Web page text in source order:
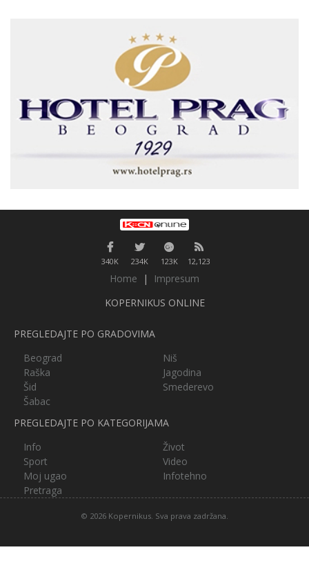
340K 234K 123K 12,123
Home |
Impresum
KOPERNIKUS ONLINE
PREGLEDAJTE PO GRADOVIMA
Beograd
Niš
Raška
Jagodina
Šid
Smederevo
Šabac
PREGLEDAJTE PO KATEGORIJAMA
Info
Život
Sport
Video
Moj ugao
Infotehno
Pretraga
© 2026 Kopernikus. Sva prava zadržana.